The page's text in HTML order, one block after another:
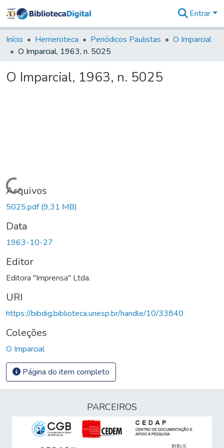
&
Coleções
Tudo na
Digital
Entrar
Início Hemeroteca Periódicos Paulistas
O Imparcial
O Imparcial, 1963, n. 5025
O Imparcial, 1963, n. 5025
Carregando...
Arquivos
5025.pdf(9,31 MB)
Data
1963-10-27
Editor
Editora "Imprensa" Ltda.
URI
https://bibdig.biblioteca.unesp.br/handle/10/33840
Coleções
O Imparcial
Página do item completo
PARCEIROS